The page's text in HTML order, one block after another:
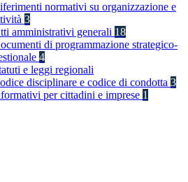
normativi su organizzazione e
3
amministrativi generali 18
di programmazione strategico-
4
e leggi regionali
disciplinare e codice di condotta 3
per cittadini e imprese 1